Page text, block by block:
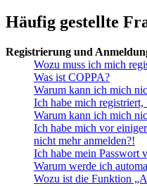
Häufig gestellte
Registrierung und
Wozu muss ich mich
Was ist COPPA?
Warum kann ich mich
Ich habe mich
Warum kann ich mich
Ich habe mich vor
nicht mehr anmelden?!
Ich habe mein Passwort
Warum werde ich
Wozu ist die Funktion